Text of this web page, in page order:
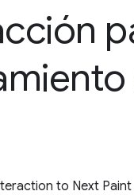
to Next